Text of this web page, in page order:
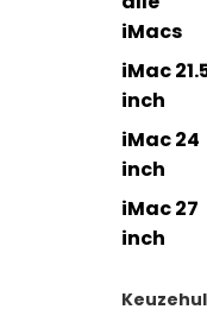
iMacs
iMac
inch
iMac 24
inch
iMac 27
inch